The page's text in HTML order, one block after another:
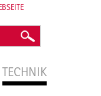
TECHNIK